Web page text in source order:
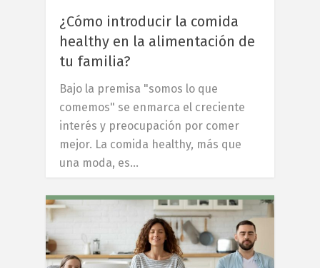
¿Cómo introducir la comida
healthy en la alimentación de
tu familia?
Bajo la premisa "somos lo que
comemos" se enmarca el creciente
interés y preocupación por comer
mejor. La comida healthy, más que
una moda, es…